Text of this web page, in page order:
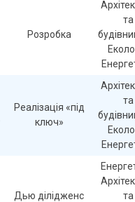
Розробка
та
Реалізація «під
ключ»
та
Дью ділідженс
та